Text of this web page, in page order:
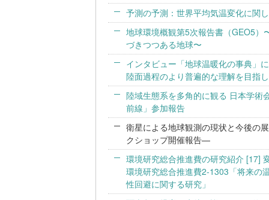
予測の予測：世界平均気温変化に関
地球環境概観第5次報告書（GEO5）
づきつつある地球〜
インタビュー「地球温暖化の事典」
陸面過程のより普遍的な理解を目指
陸域生態系を多角的に観る 日本学術
前線」参加報告
衛星による地球観測の現状と今後の
クショップ開催報告—
環境研究総合推進費の研究紹介 [17]
環境研究総合推進費2-1303「将来の
性回避に関する研究」